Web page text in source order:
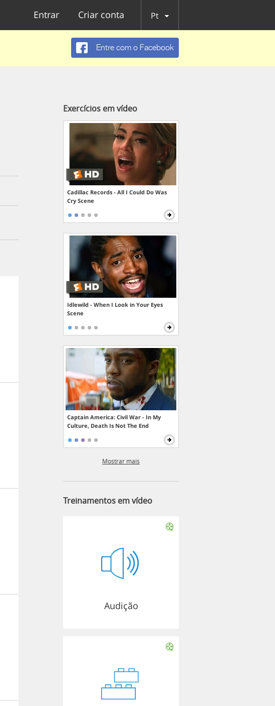
Entrar Criar conta Pt
Entre com o Facebook
Exercícios em vídeo
Cadillac Records - All I Could Do Was
Cry Scene
Idlewild - When I Look in Your Eyes
Scene
Captain America: Civil War - In My
Culture, Death Is Not The End
Mostrar mais
Treinamentos em vídeo
Audição